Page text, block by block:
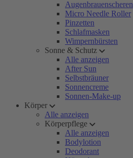
Augenbrauenscheren
Micro Needle Roller
Pinzetten
Schlafmasken
Wimpernbürsten
Sonne & Schutz
Alle anzeigen
After Sun
Selbstbräuner
Sonnencreme
Sonnen-Make-up
Körper
Alle anzeigen
Körperpflege
Alle anzeigen
Bodylotion
Deodorant